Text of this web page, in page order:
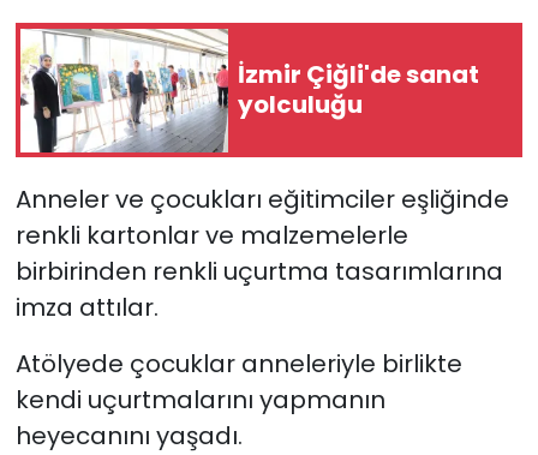
İzmir Çiğli'de sanat
yolculuğu
Anneler ve çocukları eğitimciler eşliğinde
renkli kartonlar ve malzemelerle
birbirinden renkli uçurtma tasarımlarına
imza attılar.
Atölyede çocuklar anneleriyle birlikte
kendi uçurtmalarını yapmanın
heyecanını yaşadı.